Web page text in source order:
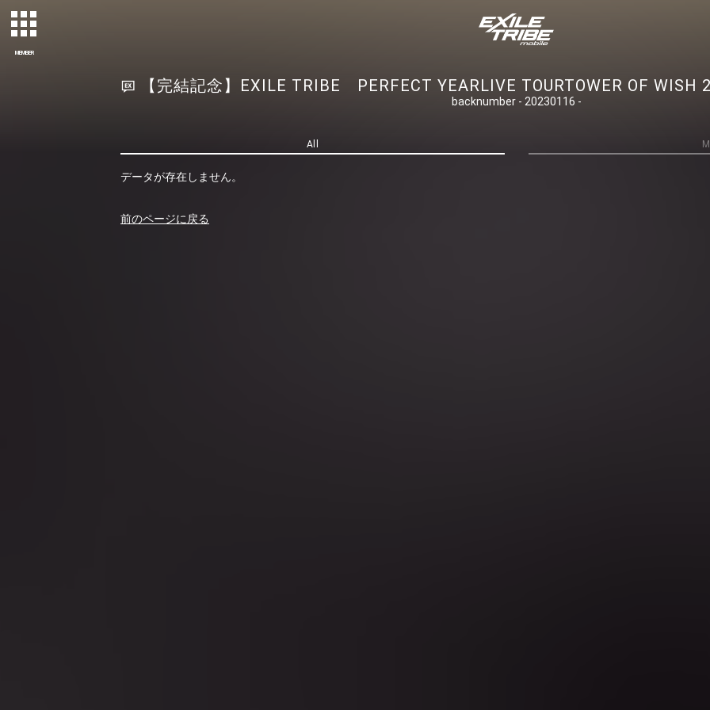
MEMBER
【完結記念】EXILE TRIBE PERFECT YEARLIVE TOURTOWER OF WISH
backnumber - 20230116 -
All
データが存在しません。
前のページに戻る